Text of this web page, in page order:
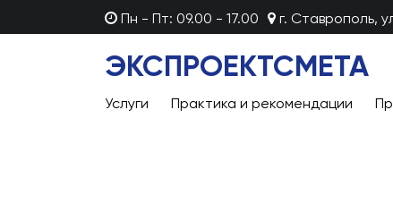
Пн - Пт: 09.00 - 17.00 г. Ставрополь,
ЭКСПРОЕКТСМЕТА
Услуги Практика и рекомендации